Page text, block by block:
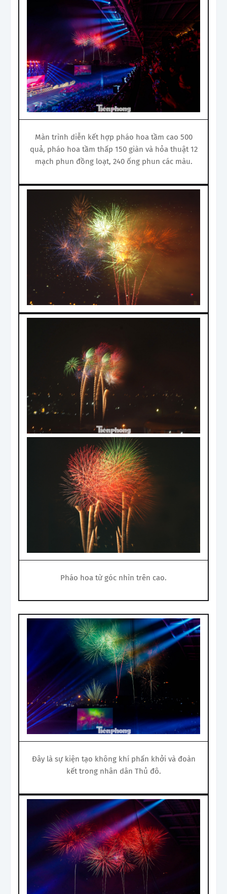
Màn trình diễn kết hợp pháo hoa tầm cao 500
quả, pháo hoa tầm thấp 150 giàn và hỏa thuật 12
mạch phun đồng loạt, 240 ống phun các màu.
Pháo hoa từ góc nhìn trên cao.
Đây là sự kiện tạo không khí phấn khởi và đoàn
kết trong nhân dân Thủ đô.